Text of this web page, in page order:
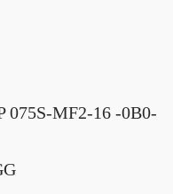
075S-MF2-16 -0B0-